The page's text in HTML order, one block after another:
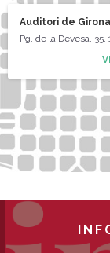
Auditori de Girona
Pg. de la Devesa, 35,